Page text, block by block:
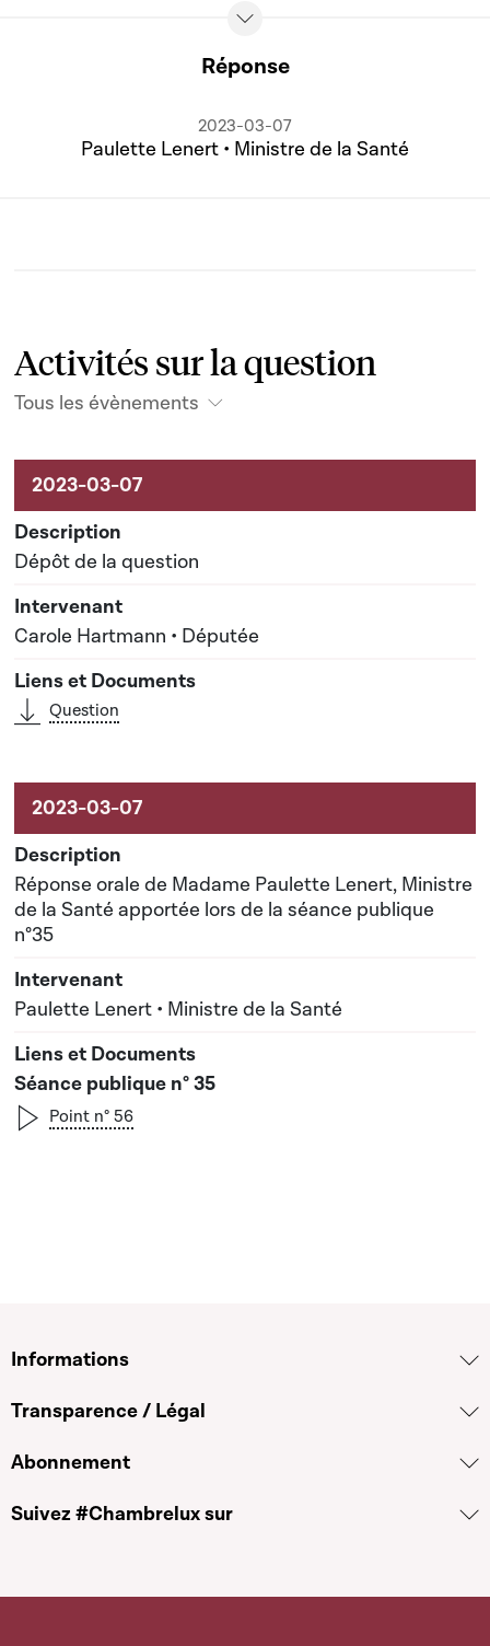
Réponse
2023-03-07
Paulette Lenert • Ministre de la Santé
Activités sur la question
Tous les évènements
Activités liées au dossier
Dépôt de la question
Carole Hartmann • Députée
Question
Réponse orale de Madame Paulette Lenert, Ministre
de la Santé apportée lors de la séance publique
n°35
Paulette Lenert • Ministre de la Santé
Séance publique n° 35
Point n° 56
Informations
Transparence / Légal
Abonnement
Suivez #Chambrelux sur